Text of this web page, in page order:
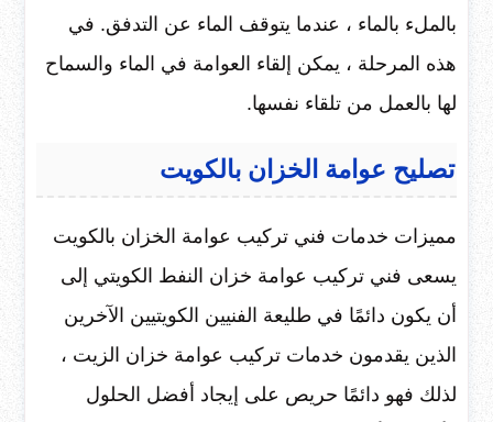
بالملء بالماء ، عندما يتوقف الماء عن التدفق. في
هذه المرحلة ، يمكن إلقاء العوامة في الماء والسماح
لها بالعمل من تلقاء نفسها.
تصليح عوامة الخزان بالكويت
مميزات خدمات فني تركيب عوامة الخزان بالكويت
يسعى فني تركيب عوامة خزان النفط الكويتي إلى
أن يكون دائمًا في طليعة الفنيين الكويتيين الآخرين
الذين يقدمون خدمات تركيب عوامة خزان الزيت ،
لذلك فهو دائمًا حريص على إيجاد أفضل الحلول